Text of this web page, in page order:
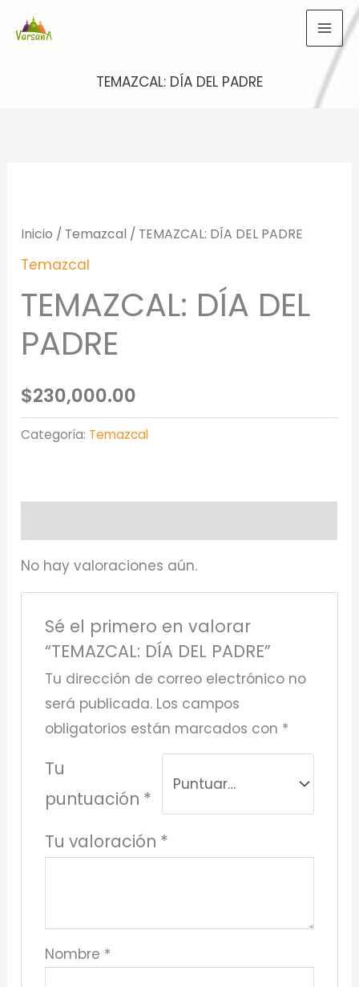
TEMAZCAL: DÍA DEL PADRE
Inicio / Temazcal / TEMAZCAL: DÍA DEL PADRE
Temazcal
TEMAZCAL: DÍA DEL
PADRE
$230,000.00
Categoría: Temazcal
No hay valoraciones aún.
Sé el primero en valorar
“TEMAZCAL: DÍA DEL PADRE”
Tu dirección de correo electrónico no
será publicada. Los campos
obligatorios están marcados con *
Tu
puntuación *
Tu valoración *
Nombre *